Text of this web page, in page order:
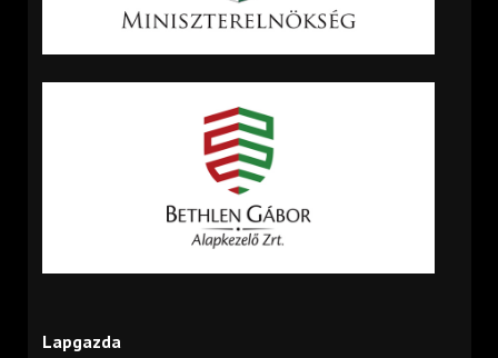
Lapgazda